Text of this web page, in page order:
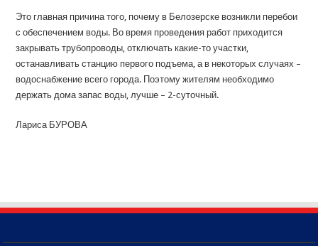
Это главная причина того, почему в Белозерске возникли перебои
с обеспечением воды. Во время проведения работ приходится
закрывать трубопроводы, отключать какие-то участки,
останавливать станцию первого подъема, а в некоторых случаях –
водоснабжение всего города. Поэтому жителям необходимо
держать дома запас воды, лучше – 2-суточный.
Лариса БУРОВА